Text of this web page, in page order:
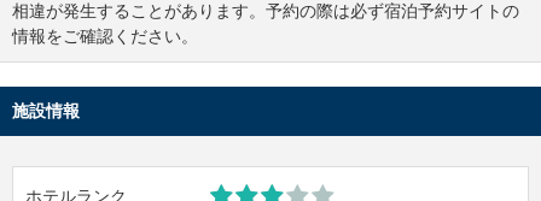
相違が発生することがあります。予約の際は必ず宿泊予約サイトの
情報をご確認ください。
施設情報
ホテルランク